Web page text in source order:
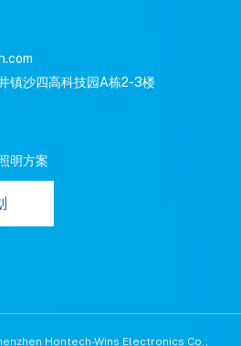
镇沙四高科技园A栋2-3楼
明方案
Hontech-Wins Electronics Co.,